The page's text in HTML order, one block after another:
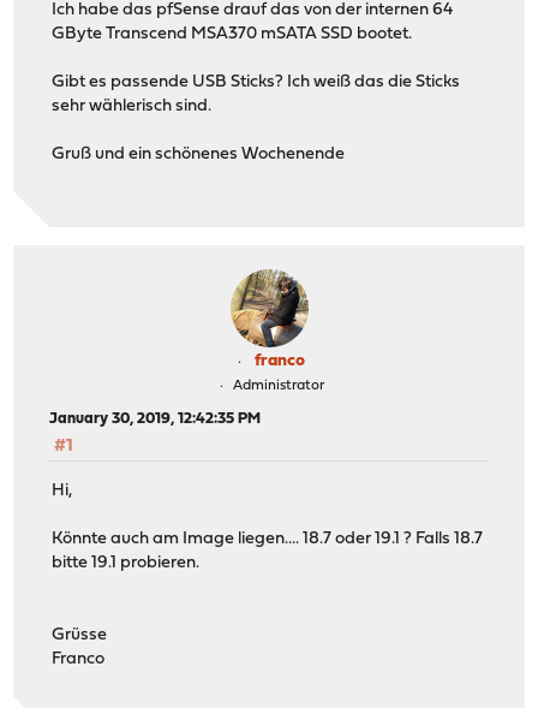
Ich habe das pfSense drauf das von der internen 64
GByte Transcend MSA370 mSATA SSD bootet.
Gibt es passende USB Sticks? Ich weiß das die Sticks
sehr wählerisch sind.
Gruß und ein schönenes Wochenende
franco
Administrator
January 30, 2019, 12:42:35 PM
#1
Hi,
Könnte auch am Image liegen.... 18.7 oder 19.1 ? Falls 18.7
bitte 19.1 probieren.
Grüsse
Franco